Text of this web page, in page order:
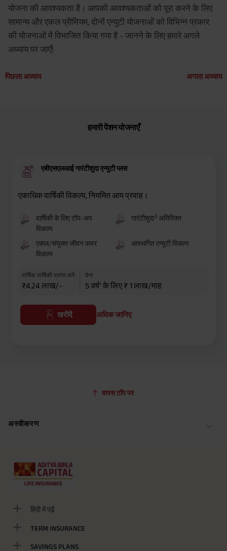
योजना की आवश्यकता है। आपकी आवश्यकताओं को पूरा करने के लिए
सामान्य और एकल प्रीमियम, दोनों एन्युटी योजनाओं को विभिन्न प्रकार
की योजनाओं में विभाजित किया गया है - जानने के लिए हमारे अगले
अध्याय पर जाएँ!
पिछला अध्याय अगला अध्याय
हमारी पेंशन योजनाएँ
एबीएसएलआई गारंटीशुदा एन्युटी प्लस
एकाधिक वार्षिकी विकल्प, नियमित आय प्रवाह।
वार्षिकी के लिए टॉप-अप
विकल्प
गारंटीशुदा3अतिरिक्त
एकल/संयुक्त जीवन कवर
विकल्प
आस्थगित एन्युटी विकल्प
वार्षिक वार्षिकी प्राप्त करें:
₹4.24 लाख/-
देना
5 वर्ष¹ के लिए ₹ 1 लाख/माह
खरीदें अधिक जानिए
वापस टॉप पर
अस्वीकरण
हिंदी में पढ़ें
TERM INSURANCE
SAVINGS PLANS